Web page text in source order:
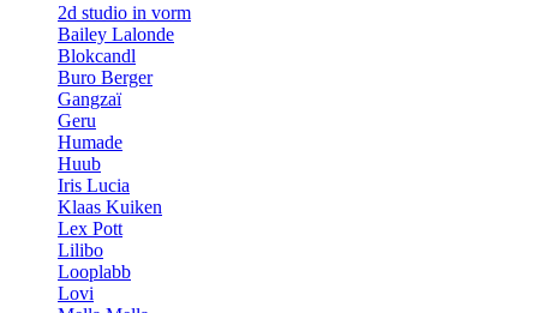
2d studio in vorm
Bailey Lalonde
Blokcandl
Buro Berger
Gangzaï
Geru
Humade
Huub
Iris Lucia
Klaas Kuiken
Lex Pott
Lilibo
Looplabb
Lovi